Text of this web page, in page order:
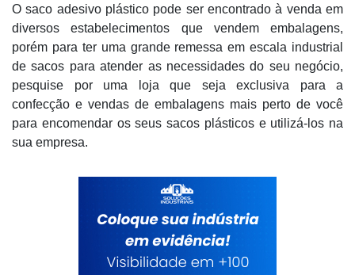
O saco adesivo plástico pode ser encontrado à venda em
diversos estabelecimentos que vendem embalagens,
porém para ter uma grande remessa em escala industrial
de sacos para atender as necessidades do seu negócio,
pesquise por uma loja que seja exclusiva para a
confecção e vendas de embalagens mais perto de você
para encomendar os seus sacos plásticos e utilizá-los na
sua empresa.